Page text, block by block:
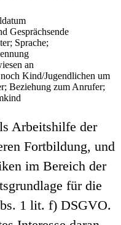
Gesprächsende
Sprache;
an
Kind/Jugendlichen um
Beziehung zum Anrufer;
Arbeitshilfe der
Fortbildung, und
im Bereich der
für die
1 lit. f) DSGVO.